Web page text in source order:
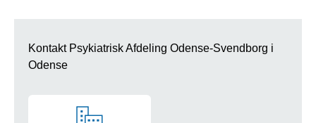
Kontakt Psykiatrisk Afdeling Odense-Svendborg i
Odense